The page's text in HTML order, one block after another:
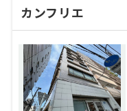
カンフリエ